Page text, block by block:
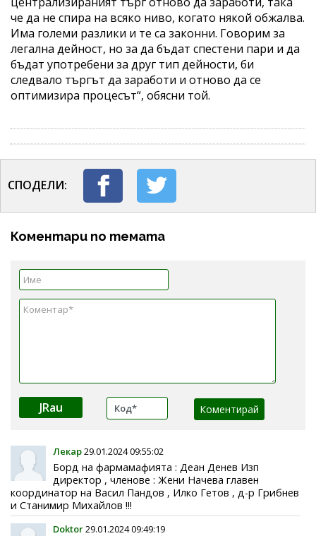
че да не спира на всяко ниво, когато някой обжалва.
Има големи разлики и те са законни. Говорим за
легална дейност, но за да бъдат спестени пари и да
бъдат употребени за друг тип дейности, би
следвало търгът да заработи и отново да се
оптимизира процесът“, обясни той.
СПОДЕЛИ:
Коментари по темата
JRau
Лекар29.01.2024 09:55:02
Борд на фармамафията : Деан Денев Изп
директор , членове : Жени Начева главен
координатор на Васил Пандов , Илко Гетов , д-р Грибнев
и Станимир Михайлов !!!
Doktor29.01.2024 09:49:19